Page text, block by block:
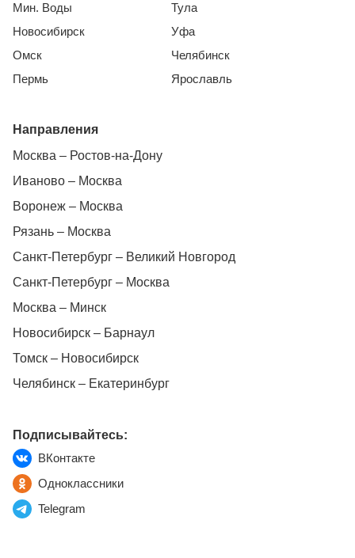
Мин. Воды
Новосибирск
Омск
Пермь
Тула
Уфа
Челябинск
Ярославль
Направления
Москва – Ростов-на-Дону
Иваново – Москва
Воронеж – Москва
Рязань – Москва
Санкт-Петербург – Великий Новгород
Санкт-Петербург – Москва
Москва – Минск
Новосибирск – Барнаул
Томск – Новосибирск
Челябинск – Екатеринбург
Подписывайтесь:
ВКонтакте
Одноклассники
Telegram